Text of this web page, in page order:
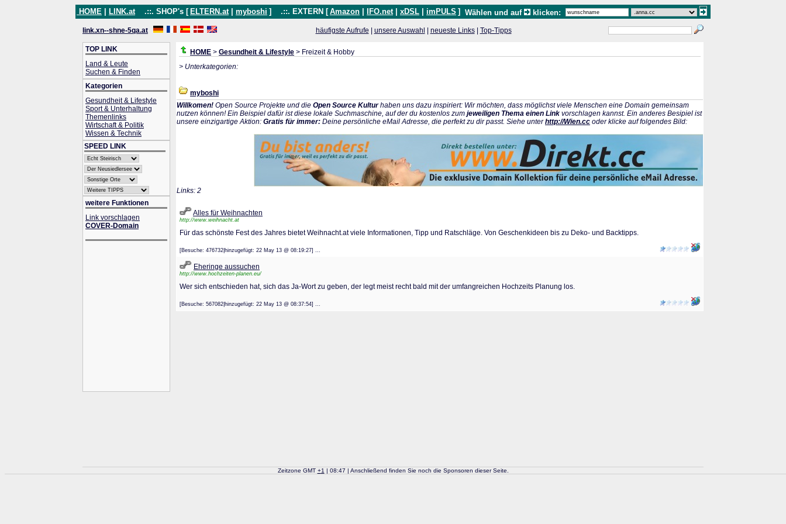
HOME LINK.at .::. SHOP's [ ELTERN.at myboshi ] .::. EXTERN [ Amazon IFO.net xDSL imPULS ] Wählen und auf klicken:
link.xn--shne-5qa.at häufigste Aufrufe unsere Auswahl neueste Links| Top-Tipps
TOP LINK
Land & Leute
Suchen & Finden
Kategorien
Gesundheit & Lifestyle
Sport & Unterhaltung
Themenlinks
Wirtschaft & Politik
Wissen & Technik
SPEED LINK
weitere Funktionen
Link vorschlagen
COVER-Domain
HOME > Gesundheit & Lifestyle > Freizeit & Hobby
> Unterkategorien:
myboshi
Willkomen! Open Source Projekte und die Open Source Kulturhaben uns dazu inspiriert: Wir möchten, dass möglichst viele Menschen eine Domain gemeinsam
nutzen können! Ein Beispiel dafür ist diese lokale Suchmaschine, auf der du kostenlos zum jeweiligen Thema einen Link vorschlagen kannst. Ein anderes Besipiel ist
unsere einzigartige Aktion: Gratis für immer: Deine persönliche eMail Adresse, die perfekt zu dir passt. Siehe unterhttp://Wien.cc oder klicke auf folgendes Bild:
Links: 2
Alles für Weihnachten
http://www.weihnacht.at
Für das schönste Fest des Jahres bietet Weihnacht.at viele Informationen, Tipp und Ratschläge. Von Geschenkideen bis zu Deko- und Backtipps.
[Besuche: 476732|hinzugefügt: 22 May 13 @ 08:19:27] ...
Eheringe aussuchen
http://www.hochzeiten-planen.eu/
Wer sich entschieden hat, sich das Ja-Wort zu geben, der legt meist recht bald mit der umfangreichen Hochzeits Planung los.
[Besuche: 567082|hinzugefügt: 22 May 13 @ 08:37:54] ...
Zeitzone GMT +1 | 08:47 | Anschließend finden Sie noch die Sponsoren dieser Seite.